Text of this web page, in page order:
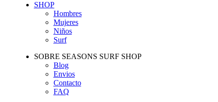
SHOP
Hombres
Mujeres
Niños
Surf
SOBRE SEASONS SURF SHOP
Blog
Envios
Contacto
FAQ